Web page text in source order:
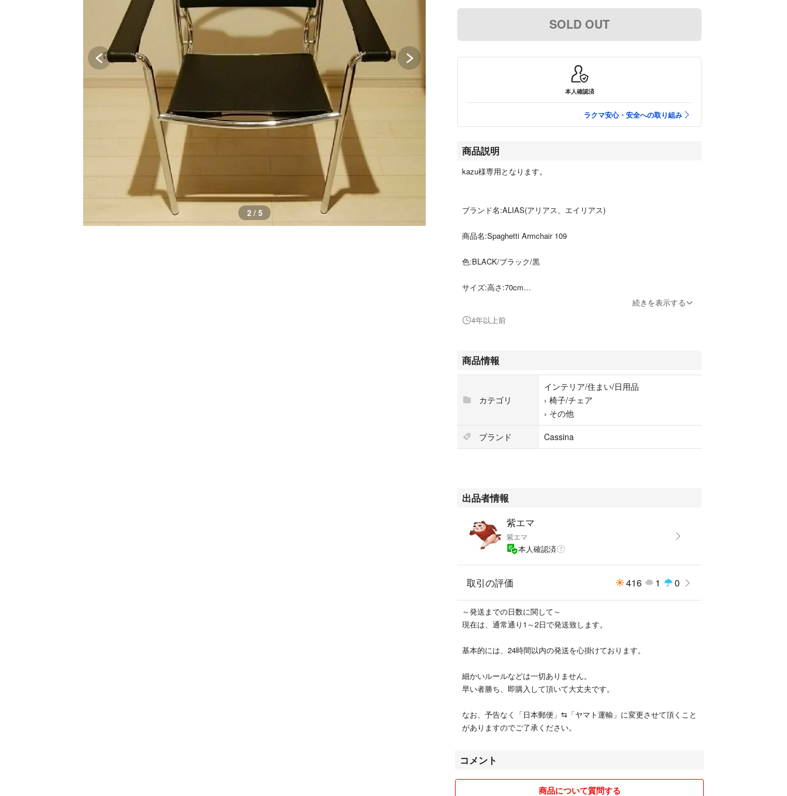
2 / 5
SOLD OUT
本人確認済
ラクマ安心・安全への取り組み
商品説明
kazu様専用となります。
ブランド名:ALIAS(アリアス、エイリアス)
商品名:Spaghetti Armchair 109
色:BLACK/ブラック/黒
サイズ:高さ:70cm
カッシーナの傘下ブランド「ALIAS」の椅子です。
シンプルではありますが、非常にスタイリッシュで、計算された曲線
ただし、この辺りは個人的な主観となりますので、ご理解いただける
方のみお願い致します。
続きを表示する
4年以上前
商品情報
カテゴリ
インテリア/住まい/日用品
› 椅子/チェア
› その他
ブランド
Cassina
出品者情報
紫エマ
紫エマ
本人確認済
取引の評価 416 1 0
～発送までの日数に関して～
現在は、通常通り1～2日で発送致します。
基本的には、24時間以内の発送を心掛けております。
細かいルールなどは一切ありません。
早い者勝ち、即購入して頂いて大丈夫です。
なお、予告なく「日本郵便」⇆「ヤマト運輸」に変更させて頂くこと
がありますのでご了承ください。
コメント
商品について質問する